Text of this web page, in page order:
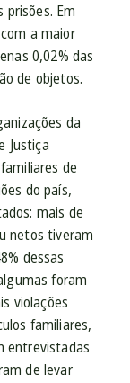
Em
a maior
0,02% das
de objetos.
da
Justiça
de
do país,
mais de
netos tiveram
dessas
foram
violações
familiares,
entrevistadas
de levar